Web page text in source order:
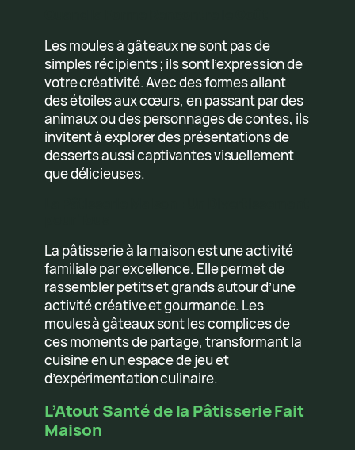
Les moules à gâteaux ne sont pas de
simples récipients ; ils sont l’expression de
votre créativité. Avec des formes allant
des étoiles aux cœurs, en passant par des
animaux ou des personnages de contes, ils
invitent à explorer des présentations de
desserts aussi captivantes visuellement
que délicieuses.
La pâtisserie à la maison est une activité
familiale par excellence. Elle permet de
rassembler petits et grands autour d’une
activité créative et gourmande. Les
moules à gâteaux sont les complices de
ces moments de partage, transformant la
cuisine en un espace de jeu et
d’expérimentation culinaire.
L’Atout Santé de la Pâtisserie Fait
Maison